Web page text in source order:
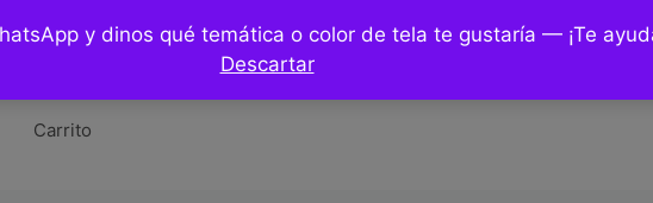
y dinos qué temática o color de tela te gustaría — ¡Te
Descartar
Hazlo tu mismo / DIY
Carrito